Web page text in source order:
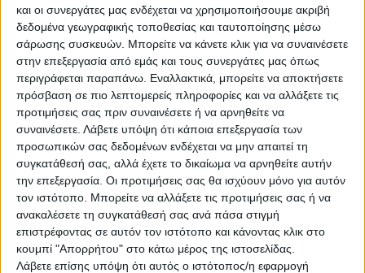
και οι συνεργάτες μας ενδέχεται να χρησιμοποιήσουμε ακριβή
δεδομένα γεωγραφικής τοποθεσίας και ταυτοποίησης μέσω
σάρωσης συσκευών. Μπορείτε να κάνετε κλικ για να συναινέσετε
στην επεξεργασία από εμάς και τους συνεργάτες μας όπως
περιγράφεται παραπάνω. Εναλλακτικά, μπορείτε να αποκτήσετε
πρόσβαση σε πιο λεπτομερείς πληροφορίες και να αλλάξετε τις
προτιμήσεις σας πριν συναινέσετε ή να αρνηθείτε να
συναινέσετε. Λάβετε υπόψη ότι κάποια επεξεργασία των
προσωπικών σας δεδομένων ενδέχεται να μην απαιτεί τη
συγκατάθεσή σας, αλλά έχετε το δικαίωμα να αρνηθείτε αυτήν
την επεξεργασία. Οι προτιμήσεις σας θα ισχύουν μόνο για αυτόν
τον ιστότοπο. Μπορείτε να αλλάξετε τις προτιμήσεις σας ή να
ανακαλέσετε τη συγκατάθεσή σας ανά πάσα στιγμή
επιστρέφοντας σε αυτόν τον ιστότοπο και κάνοντας κλικ στο
κουμπί "Απορρήτου" στο κάτω μέρος της ιστοσελίδας.
Λάβετε επίσης υπόψη ότι αυτός ο ιστότοπος/η εφαρμογή
όπου και εκεί θα δούμε καταιγίδες σε χαμηλά
υψόμετρα και απότομες χιονοκαταιγίδες στα ορεινά
υψόμετρα λόγω της θερμοκρασιακής διαφοράς. Χιόνι
θα δεχθεί και το Πήλιο χωρίς όμως να εμπνέεται
ανησυχία. Ουσιαστικά από την Μαγνησία και κάτω θα
έχουμε πυκνές χιονοπτώσεις καθώς το κύμα
κακοκαιρίας θα κινηθεί ακόμη νοτιότερα φτάνονας σε
Βοιωτία, Αττική και Εύβοια. Όπως μας τόνισε ο κ.
Κολυδάς η Εύβοια αναμένεται να δεχθεί μπόλικο χιόνι
αλλά παράλληλα θα καταγραφούν βροχές, καταιγίδες
και χιονοκαταιγίδες. Το Σάββατο θα δούμε
χιονοπτώσεις στα γνωστά σημεία δηλαδή σε Βίλια,
Ιπποκράτειο Πολιτεία και Πεντέλη όχι όμως σε
χαμηλά υψόμετρα καθώς θα επηρεαστούν τα ορεινά